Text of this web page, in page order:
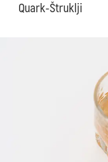
Quark-Štruklji